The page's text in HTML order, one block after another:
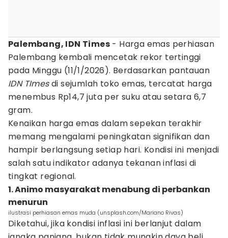
Palembang, IDN Times - Harga emas perhiasan
Palembang kembali mencetak rekor tertinggi
pada Minggu (11/1/2026). Berdasarkan pantauan
IDN TImesdi sejumlah toko emas, tercatat harga
menembus Rp14,7 juta per suku atau setara 6,7
gram.
Kenaikan harga emas dalam sepekan terakhir
memang mengalami peningkatan signifikan dan
hampir berlangsung setiap hari. Kondisi ini menjadi
salah satu indikator adanya tekanan inflasi di
tingkat regional.
1. Animo masyarakat menabung di perbankan
menurun
ilustrasi perhiasan emas muda (unsplash.com/Mariano Rivas)
Diketahui, jika kondisi inflasi ini berlanjut dalam